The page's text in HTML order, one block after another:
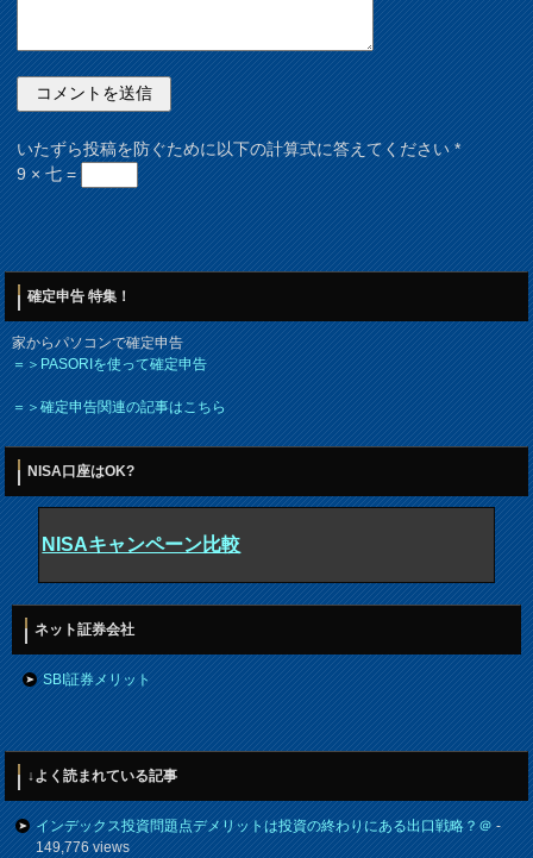
いたずら投稿を防ぐために以下の計算式に答えてください*
9 × 七 =
確定申告 特集！
家からパソコンで確定申告
＝＞PASORIを使って確定申告
＝＞確定申告関連の記事はこちら
NISA口座はOK?
NISAキャンペーン比較
ネット証券会社
SBI証券メリット
↓よく読まれている記事
インデックス投資問題点デメリットは投資の終わりにある出口戦略？＠-
149,776 views